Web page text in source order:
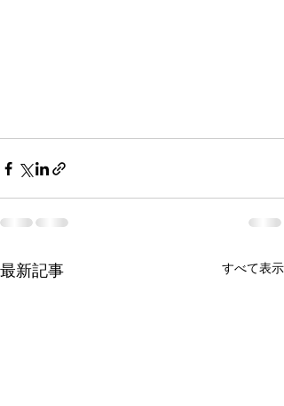
最新記事 すべて表示